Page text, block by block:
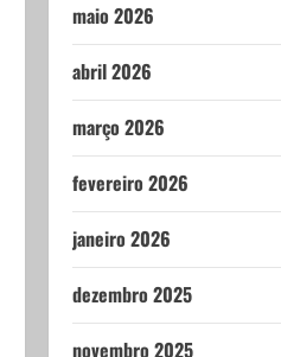
maio 2026
abril 2026
março 2026
fevereiro 2026
janeiro 2026
dezembro 2025
novembro 2025